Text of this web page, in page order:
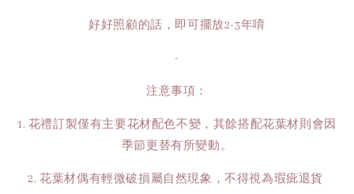
好好照顧的話，即可擺放2-3年唷
-
注意事項：
1. 花禮訂製僅有主要花材配色不變，其餘搭配花葉材則會因
季節更替有所變動。
2. 花葉材偶有輕微破損屬自然現象，不得視為瑕疵退貨